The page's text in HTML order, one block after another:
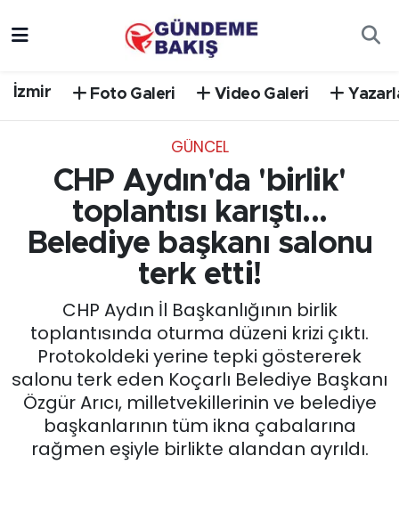
İzmir Foto Galeri Video Galeri
GÜNCEL
CHP Aydın'da 'birlik'
toplantısı karıştı...
Belediye başkanı salonu
terk etti!
CHP Aydın İl Başkanlığının birlik
toplantısında oturma düzeni krizi çıktı.
Protokoldeki yerine tepki göstererek
salonu terk eden Koçarlı Belediye Başkanı
Özgür Arıcı, milletvekillerinin ve belediye
başkanlarının tüm ikna çabalarına
rağmen eşiyle birlikte alandan ayrıldı.
EGE
EĞİTİM
English News
GÜNCEL
KÜLTÜR SANAT
Süper Lig Puan Durumu ve Fikstür
Tüm Manşetler
Son Dakika Haberleri
Haber Arşivi